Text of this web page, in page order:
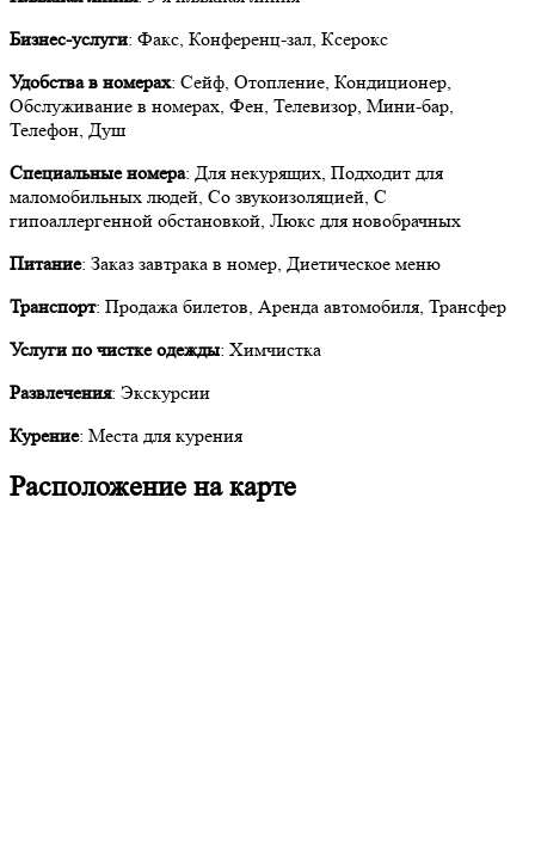
Бизнес-услуги: Факс, Конференц-зал, Ксерокс
Удобства в номерах: Сейф, Отопление, Кондиционер,
Обслуживание в номерах, Фен, Телевизор, Мини-бар,
Телефон, Душ
Специальные номера: Для некурящих, Подходит для
маломобильных людей, Со звукоизоляцией, C
гипоаллергенной обстановкой, Люкс для новобрачных
Питание: Заказ завтрака в номер, Диетическое меню
Транспорт: Продажа билетов, Аренда автомобиля, Трансфер
Услуги по чистке одежды: Химчистка
Развлечения: Экскурсии
Курение: Места для курения
Расположение на карте